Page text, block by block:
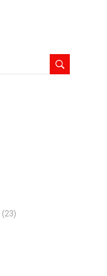
(23)